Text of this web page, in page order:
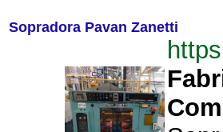
Sopradora Pavan Zanetti